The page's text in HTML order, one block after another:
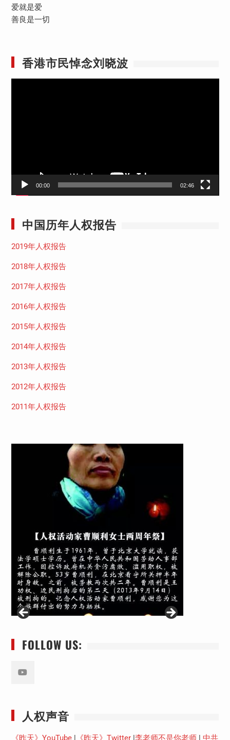
爱就是爱
善良是一切
香港市民悼念刘晓波
00:00 02:46
中国历年人权报告
2019年人权报告
2018年人权报告
2017年人权报告
2016年人权报告
2015年人权报告
2014年人权报告
2013年人权报告
2012年人权报告
2011年人权报告
FOLLOW US:
人权声音